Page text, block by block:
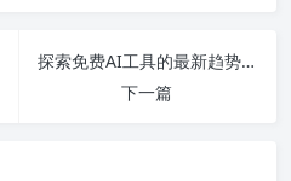
探索免费AI工具的最新趋势与应用——从智能写作到绘图的全景解析！
下一篇